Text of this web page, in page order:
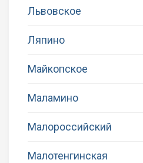
Львовское
Ляпино
Майкопское
Маламино
Малороссийский
Малотенгинская